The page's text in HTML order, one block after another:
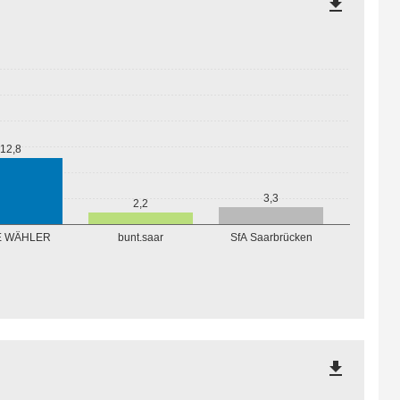
WÄHLER bunt.saar SfA Saarbrücken
12,8
2,2 3,3
file_download
file_download